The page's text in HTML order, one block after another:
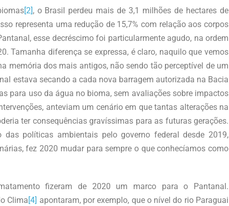
[2] , o Brasil perdeu mais de 3,1 milhões de hectares de
representa uma redução de 15,7% com relação aos corpos
esse decréscimo foi particularmente agudo, na ordem
Tamanha diferença se expressa, é claro, naquilo que vemos
memória dos mais antigos, não sendo tão perceptível de um
estava secando a cada nova barragem autorizada na Bacia
para uso da água no bioma, sem avaliações sobre impactos
anteviam um cenário em que tantas alterações na
ter consequências gravíssimas para as futuras gerações.
das políticas ambientais pelo governo federal desde 2019,
fez 2020 mudar para sempre o que conhecíamos como
fizeram de 2020 um marco para o Pantanal.
Clima [4] apontaram, por exemplo, que o nível do rio Paraguai